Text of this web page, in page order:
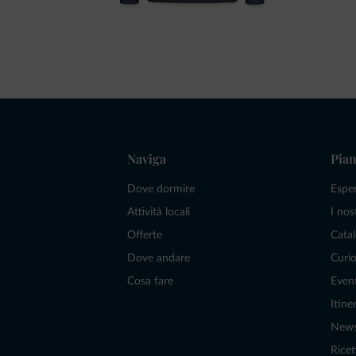
Naviga
Dove dormire
Attività locali
Offerte
Dove andare
Cosa fare
I